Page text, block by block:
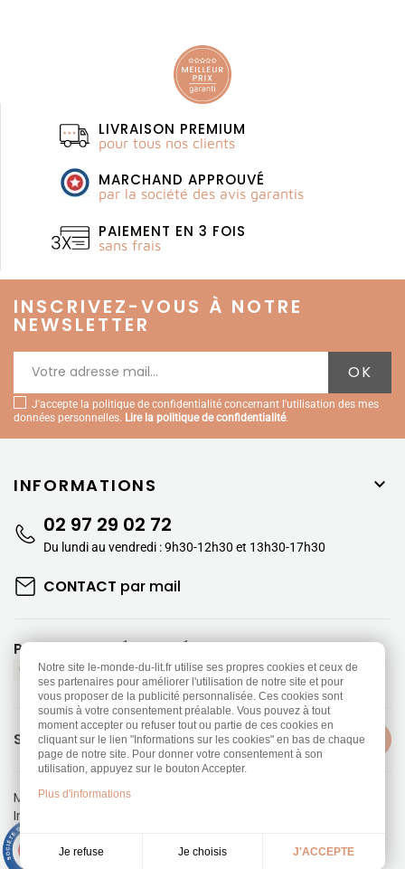
LIVRAISON PREMIUM
pour tous nos clients
MARCHAND APPROUVÉ
par la société des avis garantis
PAIEMENT EN 3 FOIS
sans frais
INSCRIVEZ-VOUS À NOTRE
NEWSLETTER
J'accepte la politique de confidentialité concernant l'utilisation des mes
données personnelles. Lire la politique de confidentialité.
INFORMATIONS 
02 97 29 02 72
Du lundi au vendredi : 9h30-12h30 et 13h30-17h30
CONTACT par mail
PAIEMENTS SÉCURISÉS
SUIVEZ-NOUS
Mentions légales-
Information sur les Cookies
Réalisation
Notre site le-monde-du-lit.fr utilise ses propres cookies et ceux de
ses partenaires pour améliorer l'utilisation de notre site et pour
vous proposer de la publicité personnalisée. Ces cookies sont
soumis à votre consentement préalable. Vous pouvez à tout
moment accepter ou refuser tout ou partie de ces cookies en
cliquant sur le lien "Informations sur les cookies" en bas de chaque
page de notre site. Pour donner votre consentement à son
utilisation, appuyez sur le bouton Accepter.
Plus d'informations
Je refuse Je choisis J'ACCEPTE